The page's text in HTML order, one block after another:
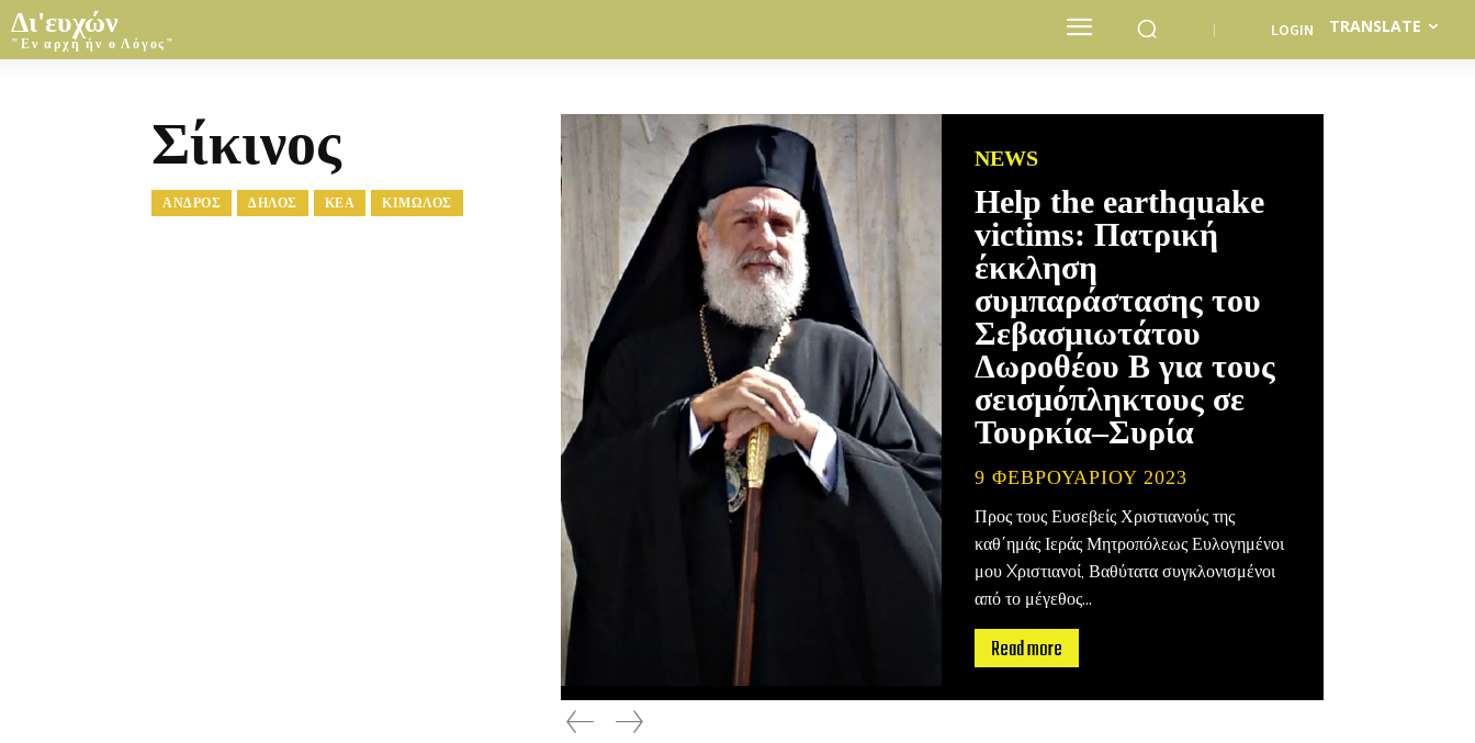
Δι'ευχών
"Εν αρχή ήν ο Λόγος"
TRANSLATE
LOGIN
Σίκινος
ΑΝΔΡΟΣ ΔΉΛΟΣ ΚΈΑ ΚΊΜΩΛΟΣ
NEWS
Help the earthquake
victims: Πατρική
έκκληση
συμπαράστασης του
Σεβασμιωτάτου
Δωροθέου Β για τους
σεισμόπληκτους σε
Τουρκία–Συρία
9 ΦΕΒΡΟΥΑΡΊΟΥ 2023
Προς τους Ευσεβείς Χριστιανούς της
καθ΄ημάς Ιεράς Μητροπόλεως Ευλογημένοι
μου Xριστιανοί, Βαθύτατα συγκλονισμένοι
από το μέγεθος...
Read more